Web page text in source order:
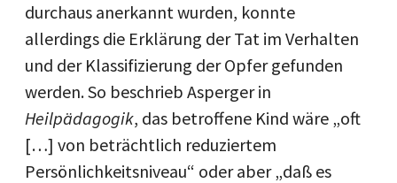
durchaus anerkannt wurden, konnte
allerdings die Erklärung der Tat im Verhalten
und der Klassifizierung der Opfer gefunden
werden. So beschrieb Asperger in
Heilpädagogik, das betroffene Kind wäre „oft
[…] von beträchtlich reduziertem
Persönlichkeitsniveau“ oder aber „daß es